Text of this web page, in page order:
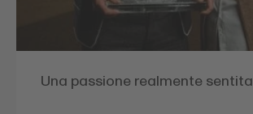
Una passione realmente sentita